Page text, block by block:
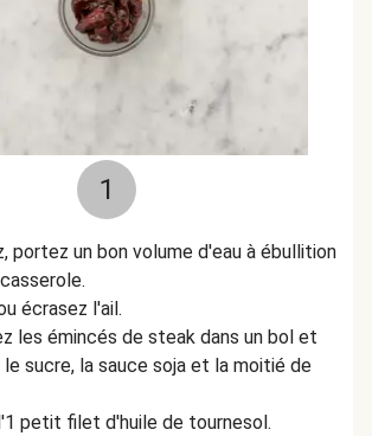
1
portez un bon volume d'eau à ébullition
écrasez l'ail.
les émincés de steak dans un bol et
sucre, la sauce soja et la moitié de
petit filet d'huile de tournesol.